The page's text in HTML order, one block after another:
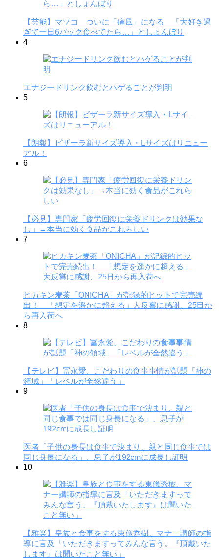
【芸能】マツコ ついに「痛風」になる 「大好き過
ぎて一日6パック食べてたら…」としょんぼり
4
エナジードリンク飲むとハゲることが判明
5
【朗報】ピザーラ新サイズ導入・Lサイズはリニュー
アル！
6
【必見】専門家「疲労回復に栄養ドリンクは効果な
し」→本当に効く食品がこれらしい
7
ヒカキン麦茶「ONICHA」が記録的ヒットで完売続
出！ 「想定を遥かに超える」大反響に感謝、25日か
ら再入荷へ
8
【テレビ】冨永愛、こだわりの食事事情が話題「神の
領域」「レベルが全然違う」
9
医者「子供の身長は食事で決まり、親と同じ食事では
同じ身長になる」、息子が192cmに成長し証明
10
【雅楽】皇族と食事をする東儀秀樹、マナー講師の指
導に言及「いただきますってみんな言う。『頂戴いた
します』は聞いたこと無い」